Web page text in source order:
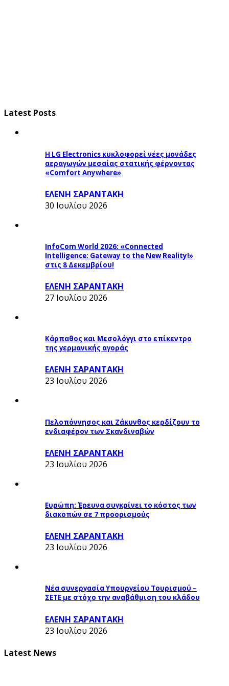
Latest Posts
Η LG Electronics κυκλοφορεί νέες μονάδες
αεραγωγών μεσαίας στατικής φέρνοντας
«Comfort Anywhere»
ΕΛΕΝΗ ΣΑΡΑΝΤΑΚΗ
30 Ιουλίου 2026
InfoCom World 2026: «Connected
Intelligence: Gateway to the New Reality!»
στις 8 Δεκεμβρίου!
ΕΛΕΝΗ ΣΑΡΑΝΤΑΚΗ
27 Ιουλίου 2026
Κάρπαθος και Μεσολόγγι στο επίκεντρο
της γερμανικής αγοράς
ΕΛΕΝΗ ΣΑΡΑΝΤΑΚΗ
23 Ιουλίου 2026
Πελοπόννησος και Ζάκυνθος κερδίζουν το
ενδιαφέρον των Σκανδιναβών
ΕΛΕΝΗ ΣΑΡΑΝΤΑΚΗ
23 Ιουλίου 2026
Ευρώπη: Έρευνα συγκρίνει το κόστος των
διακοπών σε 7 προορισμούς
ΕΛΕΝΗ ΣΑΡΑΝΤΑΚΗ
23 Ιουλίου 2026
Νέα συνεργασία Υπουργείου Τουρισμού –
ΣΕΤΕ με στόχο την αναβάθμιση του κλάδου
ΕΛΕΝΗ ΣΑΡΑΝΤΑΚΗ
23 Ιουλίου 2026
Latest News